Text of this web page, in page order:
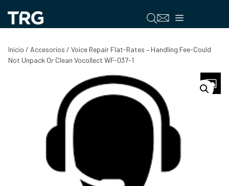
contenido
Menú
Inicio / Accesorios / Voice Repair Flat-Rates – Handling Fee-Could
Not Unpack Or Clean Vocollect WF-037-1